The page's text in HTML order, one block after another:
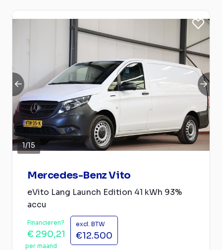
1/15
Mercedes-Benz Vito
eVito Lang Launch Edition 41 kWh 93%
accu
Financieren?
€ 290,21
per maand
excl. BTW
€12.500